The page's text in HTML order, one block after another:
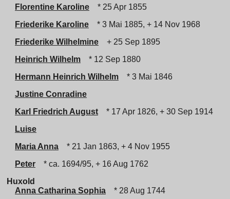
Florentine Karoline
* 25 Apr 1855
Friederike Karoline
* 3 Mai 1885, + 14 Nov 1968
Friederike Wilhelmine
+ 25 Sep 1895
Heinrich Wilhelm
* 12 Sep 1880
Hermann Heinrich Wilhelm
* 3 Mai 1846
Justine Conradine
Karl Friedrich August
* 17 Apr 1826, + 30 Sep 1914
Luise
Maria Anna
* 21 Jan 1863, + 4 Nov 1955
Peter
* ca. 1694/95, + 16 Aug 1762
Huxold
Anna Catharina Sophia
* 28 Aug 1744